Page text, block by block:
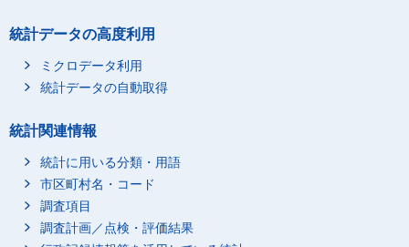
統計データの高度利用
ミクロデータ利用
統計データの自動取得
統計関連情報
統計に用いる分類・用語
市区町村名・コード
調査項目
調査計画／点検・評価結果